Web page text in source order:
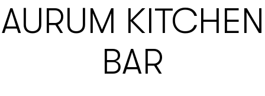
AURUM KITCHEN
BAR